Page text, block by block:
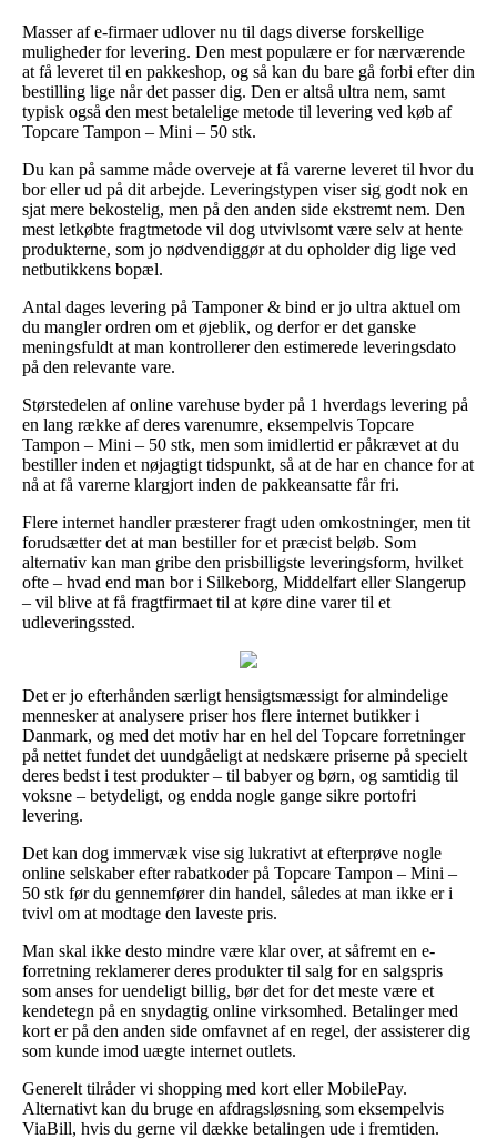
Masser af e-firmaer udlover nu til dags diverse forskellige
muligheder for levering. Den mest populære er for nærværende
at få leveret til en pakkeshop, og så kan du bare gå forbi efter din
bestilling lige når det passer dig. Den er altså ultra nem, samt
typisk også den mest betalelige metode til levering ved køb af
Topcare Tampon – Mini – 50 stk.
Du kan på samme måde overveje at få varerne leveret til hvor du
bor eller ud på dit arbejde. Leveringstypen viser sig godt nok en
sjat mere bekostelig, men på den anden side ekstremt nem. Den
mest letkøbte fragtmetode vil dog utvivlsomt være selv at hente
produkterne, som jo nødvendiggør at du opholder dig lige ved
netbutikkens bopæl.
Antal dages levering på Tamponer & bind er jo ultra aktuel om
du mangler ordren om et øjeblik, og derfor er det ganske
meningsfuldt at man kontrollerer den estimerede leveringsdato
på den relevante vare.
Størstedelen af online varehuse byder på 1 hverdags levering på
en lang række af deres varenumre, eksempelvis Topcare
Tampon – Mini – 50 stk, men som imidlertid er påkrævet at du
bestiller inden et nøjagtigt tidspunkt, så at de har en chance for at
nå at få varerne klargjort inden de pakkeansatte får fri.
Flere internet handler præsterer fragt uden omkostninger, men tit
forudsætter det at man bestiller for et præcist beløb. Som
alternativ kan man gribe den prisbilligste leveringsform, hvilket
ofte – hvad end man bor i Silkeborg, Middelfart eller Slangerup
– vil blive at få fragtfirmaet til at køre dine varer til et
udleveringssted.
Det er jo efterhånden særligt hensigtsmæssigt for almindelige
mennesker at analysere priser hos flere internet butikker i
Danmark, og med det motiv har en hel del Topcare forretninger
på nettet fundet det uundgåeligt at nedskære priserne på specielt
deres bedst i test produkter – til babyer og børn, og samtidig til
voksne – betydeligt, og endda nogle gange sikre portofri
levering.
Det kan dog immervæk vise sig lukrativt at efterprøve nogle
online selskaber efter rabatkoder på Topcare Tampon – Mini –
50 stk før du gennemfører din handel, således at man ikke er i
tvivl om at modtage den laveste pris.
Man skal ikke desto mindre være klar over, at såfremt en e-
forretning reklamerer deres produkter til salg for en salgspris
som anses for uendeligt billig, bør det for det meste være et
kendetegn på en snydagtig online virksomhed. Betalinger med
kort er på den anden side omfavnet af en regel, der assisterer dig
som kunde imod uægte internet outlets.
Generelt tilråder vi shopping med kort eller MobilePay.
Alternativt kan du bruge en afdragsløsning som eksempelvis
ViaBill, hvis du gerne vil dække betalingen ude i fremtiden.